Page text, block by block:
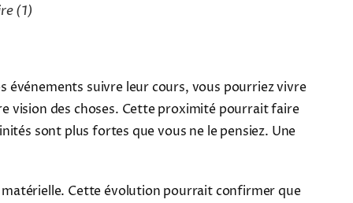
(1)
événements suivre leur cours, vous pourriez vivre
vision des choses. Cette proximité pourrait faire
sont plus fortes que vous ne le pensiez. Une
Cette évolution pourrait confirmer que